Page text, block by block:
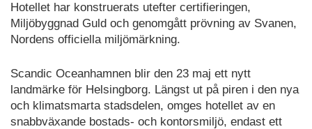
Hotellet har konstruerats utefter certifieringen,
Miljöbyggnad Guld och genomgått prövning av Svanen,
Nordens officiella miljömärkning.
Scandic Oceanhamnen blir den 23 maj ett nytt
landmärke för Helsingborg. Längst ut på piren i den nya
och klimatsmarta stadsdelen, omges hotellet av en
snabbväxande bostads- och kontorsmiljö, endast ett